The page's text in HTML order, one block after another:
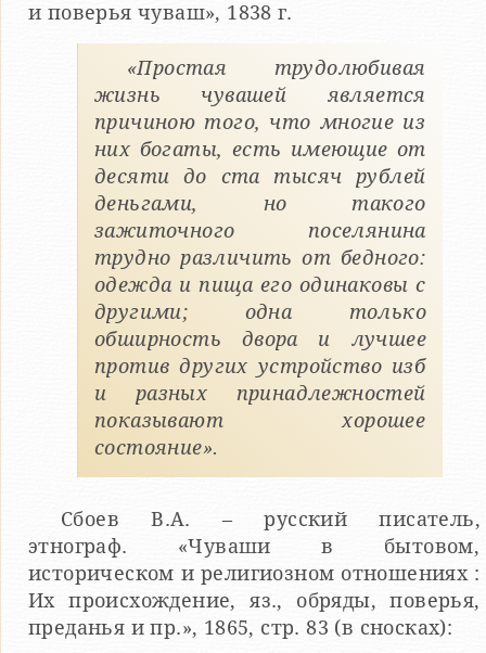
и поверья чуваш», 1838 г.
«Простая трудолюбивая
жизнь чувашей является
причиною того, что многие из
них богаты, есть имеющие от
десяти до ста тысяч рублей
деньгами, но такого
зажиточного поселянина
трудно различить от бедного:
одежда и пища его одинаковы с
другими; одна только
обширность двора и лучшее
против других устройство изб
и разных принадлежностей
показывают хорошее
состояние».
Сбоев В.А. – русский писатель,
этнограф. «Чуваши в бытовом,
историческом и религиозном отношениях :
Их происхождение, яз., обряды, поверья,
преданья и пр.», 1865, стр. 83 (в сносках):